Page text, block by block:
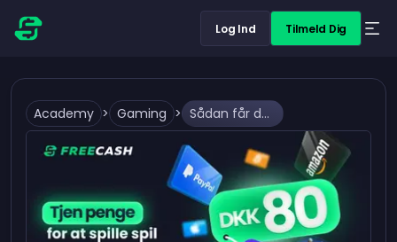
Log Ind Tilmeld Dig
Academy > Gaming > Sådan får du Overwatch 2 Battle Pass gratis